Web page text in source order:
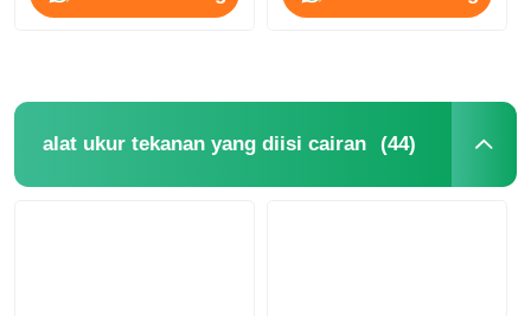
alat ukur tekanan yang diisi cairan (44)